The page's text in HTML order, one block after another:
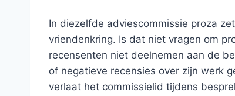
In diezelfde adviescommissie proza
vriendenkring. Is dat niet vragen om
recensenten niet deelnemen aan de
of negatieve recensies over zijn werk
verlaat het commissielid tijdens